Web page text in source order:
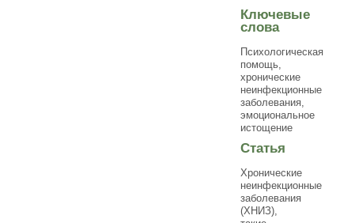
Ключевые
слова
Психологическая
помощь,
хронические
неинфекционные
заболевания,
эмоциональное
истощение
Статья
Хронические
неинфекционные
заболевания
(ХНИЗ),